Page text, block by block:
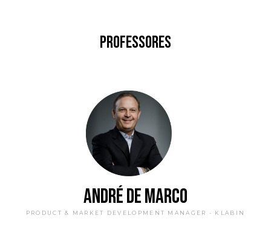
PROFESSORES
ANDRÉ DE MARCO
PRODUCT & MARKET DEVELOPMENT MANAGER - KLABIN